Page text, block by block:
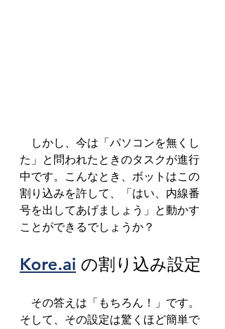
しかし、今は「パソコンを無くし
た」と問われたときのタスクが進行
中です。こんなとき、ボットはこの
割り込みを許して、「はい、内線番
号を出してあげましょう」と動かす
ことができるでしょうか？
Kore.ai の割り込み設定
その答えは「もちろん！」です。
そして、その設定は驚くほど簡単で